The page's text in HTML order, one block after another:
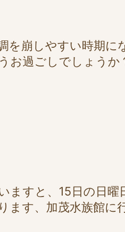
を崩しやすい時期に
お過ごしでしょうか
ますと、15日の日
ます、加茂水族館に